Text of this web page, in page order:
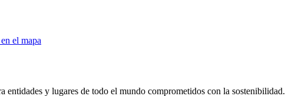
el mapa
entidades y lugares de todo el mundo comprometidos con la sostenibilidad.